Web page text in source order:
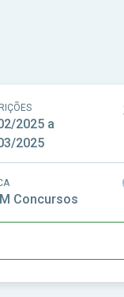
2025 a
2025
Concursos